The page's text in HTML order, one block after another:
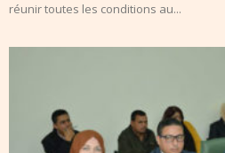
réunir toutes les conditions au...